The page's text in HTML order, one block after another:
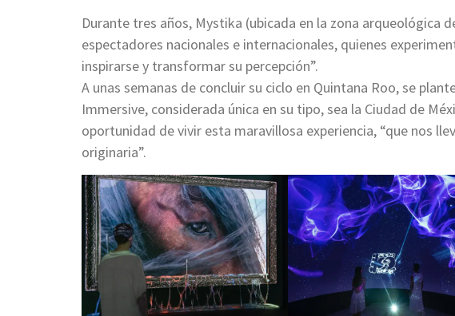
Durante tres años, Mystika (ubicada en la zona arqueológica
espectadores nacionales e internacionales, quienes
inspirarse y transformar su percepción”.
A unas semanas de concluir su ciclo en Quintana Roo, se
Immersive, considerada única en su tipo, sea la Ciudad de
oportunidad de vivir esta maravillosa experiencia, “que nos
originaria”.